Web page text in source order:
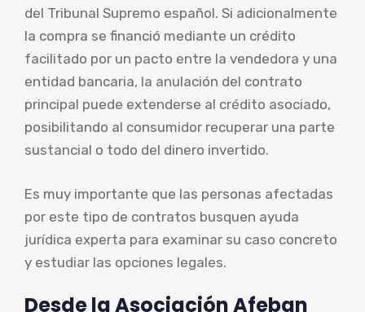
del Tribunal Supremo español. Si adicionalmente
la compra se financió mediante un crédito
facilitado por un pacto entre la vendedora y una
entidad bancaria, la anulación del contrato
principal puede extenderse al crédito asociado,
posibilitando al consumidor recuperar una parte
sustancial o todo del dinero invertido.
Es muy importante que las personas afectadas
por este tipo de contratos busquen ayuda
jurídica experta para examinar su caso concreto
y estudiar las opciones legales.
Desde la Asociación Afeban